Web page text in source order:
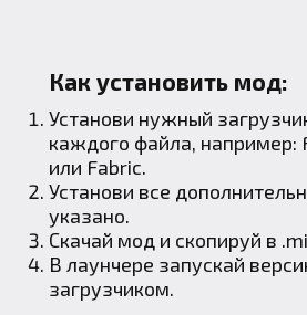
Как установить мод:
Установи нужный
каждого файла, например:
или Fabric.
Установи все
указано.
Скачай мод и скопируй в
В лаунчере запускай
загрузчиком.